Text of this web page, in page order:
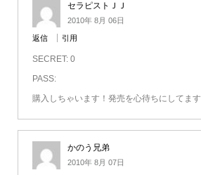
セラピストＪＪ
2010年 8月 06日
返信 引用
SECRET: 0
PASS:
購入しちゃいます！発売を心待ちにしてます
かのう兄弟
2010年 8月 07日